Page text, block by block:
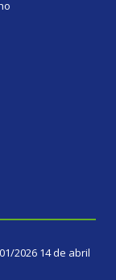
2026 14 de abril